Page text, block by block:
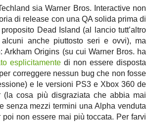
sia Warner Bros. Interactive non
di release con una QA solida prima di
Dead Island (al lancio tutt’altro
anche piuttosto seri e ovvi), ma
Arkham Origins (su cui Warner Bros. ha
esplicitamente di non essere disposta
correggere nessun bug che non fosse
e le versioni PS3 e Xbox 360 de
(la cosa più disgraziata che abbia mai
senza mezzi termini una Alpha venduta
non essere mai più toccata. Per farvi